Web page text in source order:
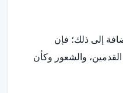
إلى ذلك؛ فإن
والشعور وكأن